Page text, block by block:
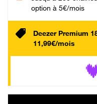
option à 5€/mois
Deezer Premium
11,99€/mois